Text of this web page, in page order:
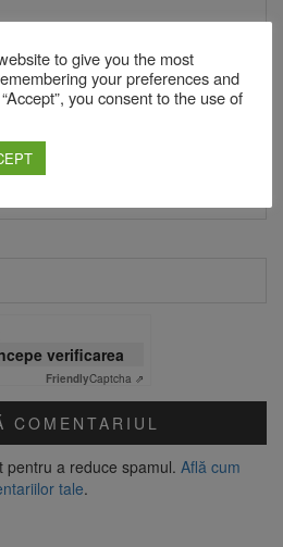
verificarea
FriendlyCaptcha ⇗
pentru a reduce spamul. Află cum
tale.
to give you the most
your preferences and
you consent to the use of